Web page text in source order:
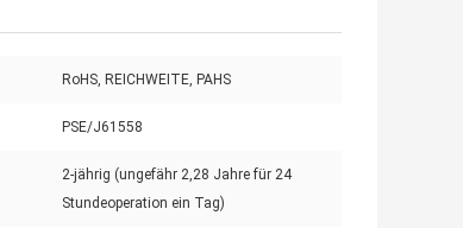
RoHS, REICHWEITE, PAHS
PSE/J61558
2-jährig (ungefähr 2,28 Jahre für 24
Stundeoperation ein Tag)